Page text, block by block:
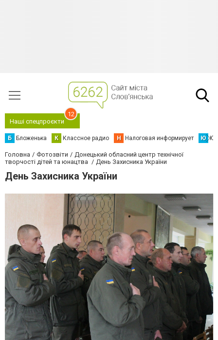
Наші спецпроєкти
12
Б Бложенька К Классное радио Н Налоговая информирует Ю
Головна Фотозвіти
Донецький обласний центр технічної
творчості дітей та юнацтва
День Захисника України
День Захисника України